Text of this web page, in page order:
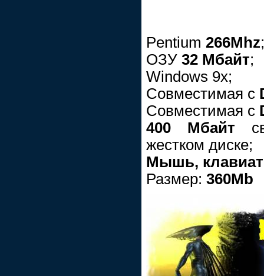
Pentium 266Mhz;
ОЗУ 32 Мбайт;
Windows 9х;
Совместимая с
Совместимая с
400 Мбайт
жестком диске;
Мышь,
Размер: 360Mb